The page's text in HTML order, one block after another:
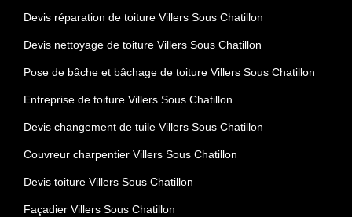
Devis réparation de toiture Villers Sous Chatillon
Devis nettoyage de toiture Villers Sous Chatillon
Pose de bâche et bâchage de toiture Villers Sous Chatillon
Entreprise de toiture Villers Sous Chatillon
Devis changement de tuile Villers Sous Chatillon
Couvreur charpentier Villers Sous Chatillon
Devis toiture Villers Sous Chatillon
Façadier Villers Sous Chatillon